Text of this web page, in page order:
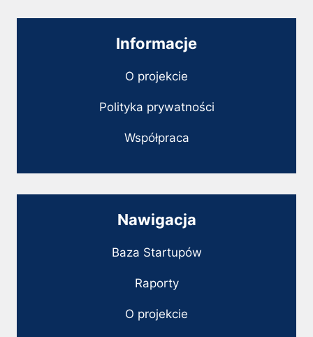
Informacje
O projekcie
Polityka prywatności
Współpraca
Nawigacja
Baza Startupów
Raporty
O projekcie